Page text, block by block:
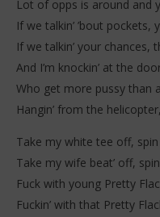
Lot of opps is around and
If we talkin’ ’bout
If we talkin’ your chances,
And I’m knockin’ at the
Who get more pussy than
Hangin’ from the
Take my white tee off,
Take my wife beat’ off,
Fuck with young Pretty
Fuckin’ with that Pretty